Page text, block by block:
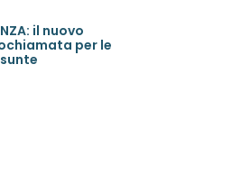
il nuovo
per le